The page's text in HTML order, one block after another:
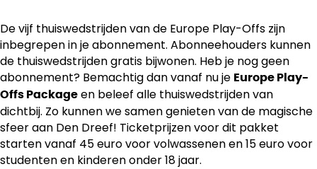
De vijf thuiswedstrijden van de Europe Play-Offs zijn
inbegrepen in je abonnement. Abonneehouders kunnen
de thuiswedstrijden gratis bijwonen. Heb je nog geen
abonnement? Bemachtig dan vanaf nu je Europe Play-
Offs Package en beleef alle thuiswedstrijden van
dichtbij. Zo kunnen we samen genieten van de magische
sfeer aan Den Dreef! Ticketprijzen voor dit pakket
starten vanaf 45 euro voor volwassenen en 15 euro voor
studenten en kinderen onder 18 jaar.